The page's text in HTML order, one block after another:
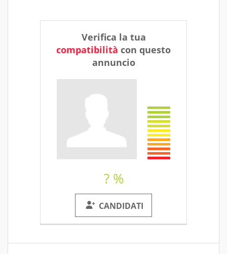
Verifica la tua
compatibilità con questo
annuncio
? %
CANDIDATI